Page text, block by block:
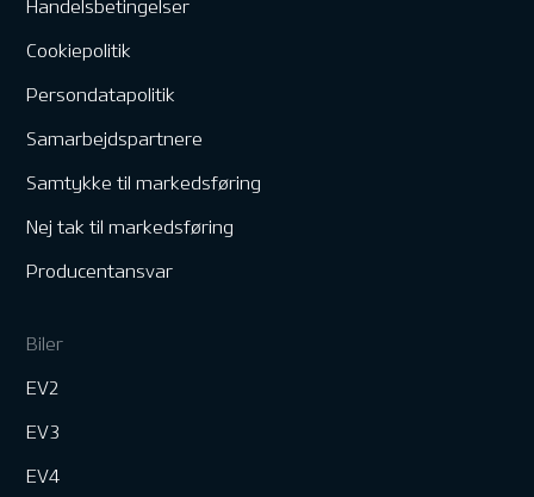
Handelsbetingelser
Cookiepolitik
Persondatapolitik
Samarbejdspartnere
Samtykke til markedsføring
Nej tak til markedsføring
Producentansvar
Biler
EV2
EV3
EV4